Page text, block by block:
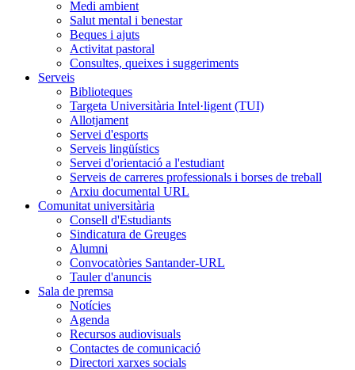
Medi ambient
Salut mental i benestar
Beques i ajuts
Activitat pastoral
Consultes, queixes i suggeriments
Serveis
Biblioteques
Targeta Universitària Intel·ligent (TUI)
Allotjament
Servei d'esports
Serveis lingüístics
Servei d'orientació a l'estudiant
Serveis de carreres professionals i borses de treball
Arxiu documental URL
Comunitat universitària
Consell d'Estudiants
Sindicatura de Greuges
Alumni
Convocatòries Santander-URL
Tauler d'anuncis
Sala de premsa
Notícies
Agenda
Recursos audiovisuals
Contactes de comunicació
Directori xarxes socials